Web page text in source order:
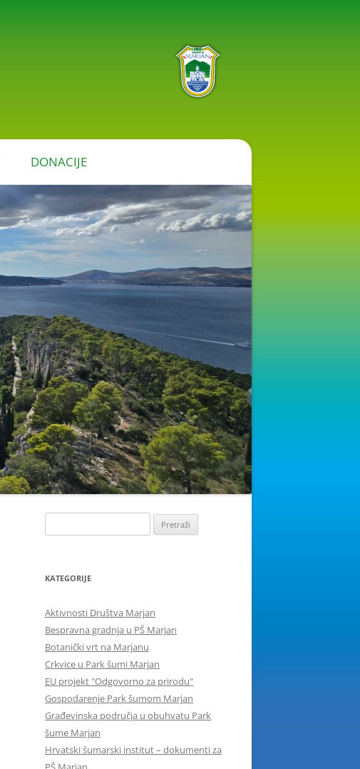
DONACIJE
KATEGORIJE
Aktivnosti Društva Marjan
Bespravna gradnja u PŠ Marjan
Botanički vrt na Marjanu
Crkvice u Park šumi Marjan
EU projekt "Odgovorno za prirodu"
Gospodarenje Park šumom Marjan
Građevinska područja u obuhvatu Park
šume Marjan
Hrvatski šumarski institut – dokumenti za